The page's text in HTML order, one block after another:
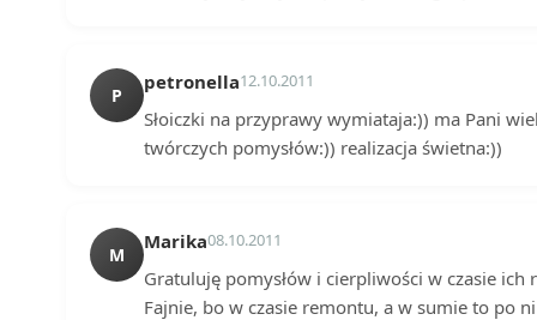
P
petronella12.10.2011
Słoiczki na przyprawy wymiataja:)) ma Pani
twórczych pomysłów:)) realizacja świetna:))
M
Marika08.10.2011
Gratuluję pomysłów i cierpliwości w czasie ich
Fajnie, bo w czasie remontu, a w sumie to po